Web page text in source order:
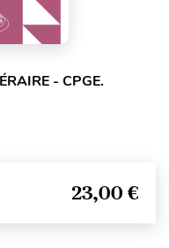
- CPGE.
23,00 €